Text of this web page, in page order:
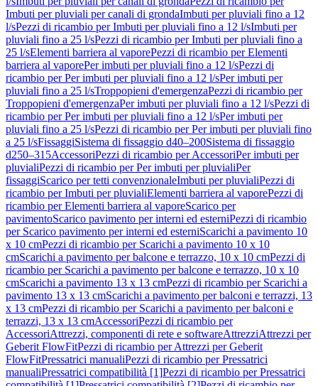
Imbuti per pluviali per canali di grondaImbuti per pluviali fino a 12
l/sPezzi di ricambio per Imbuti per pluviali fino a 12 l/sImbuti per
pluviali fino a 25 l/sPezzi di ricambio per Imbuti per pluviali fino a
25 l/sElementi barriera al vaporePezzi di ricambio per Elementi
barriera al vaporePer imbuti per pluviali fino a 12 l/sPezzi di
ricambio per Per imbuti per pluviali fino a 12 l/sPer imbuti per
pluviali fino a 25 l/sTroppopieni d'emergenzaPezzi di ricambio per
Troppopieni d'emergenzaPer imbuti per pluviali fino a 12 l/sPezzi di
ricambio per Per imbuti per pluviali fino a 12 l/sPer imbuti per
pluviali fino a 25 l/sPezzi di ricambio per Per imbuti per pluviali fino
a 25 l/sFissaggiSistema di fissaggio d40–200Sistema di fissaggio
d250–315AccessoriPezzi di ricambio per AccessoriPer imbuti per
pluvialiPezzi di ricambio per Per imbuti per pluvialiPer
fissaggiScarico per tetti convenzionaleImbuti per pluvialiPezzi di
ricambio per Imbuti per pluvialiElementi barriera al vaporePezzi di
ricambio per Elementi barriera al vaporeScarico per
pavimentoScarico pavimento per interni ed esterniPezzi di ricambio
per Scarico pavimento per interni ed esterniScarichi a pavimento 10
x 10 cmPezzi di ricambio per Scarichi a pavimento 10 x 10
cmScarichi a pavimento per balcone e terrazzo, 10 x 10 cmPezzi di
ricambio per Scarichi a pavimento per balcone e terrazzo, 10 x 10
cmScarichi a pavimento 13 x 13 cmPezzi di ricambio per Scarichi a
pavimento 13 x 13 cmScarichi a pavimento per balconi e terrazzi, 13
x 13 cmPezzi di ricambio per Scarichi a pavimento per balconi e
terrazzi, 13 x 13 cmAccessoriPezzi di ricambio per
AccessoriAttrezzi, componenti di rete e softwareAttrezziAttrezzi per
Geberit FlowFitPezzi di ricambio per Attrezzi per Geberit
FlowFitPressatrici manualiPezzi di ricambio per Pressatrici
manualiPressatrici compatibilità [1]Pezzi di ricambio per Pressatrici